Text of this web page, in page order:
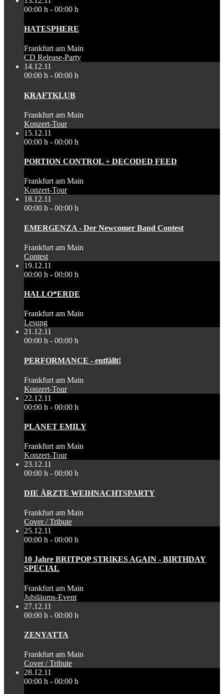
00:00 h - 00:00 h
HATESPHERE
Frankfurt am Main
CD Release-Party
14.12.11
00:00 h - 00:00 h
KRAFTKLUB
Frankfurt am Main
Konzert-Tour
15.12.11
00:00 h - 00:00 h
PORTION CONTROL + DECODED FEED
Frankfurt am Main
Konzert-Tour
18.12.11
00:00 h - 00:00 h
EMERGENZA - Der Newcomer Band Contest
Frankfurt am Main
Contest
19.12.11
00:00 h - 00:00 h
HALLO*ERDE
Frankfurt am Main
Lesung
21.12.11
00:00 h - 00:00 h
PERFORMANCE - entfällt!
Frankfurt am Main
Konzert-Tour
22.12.11
00:00 h - 00:00 h
PLANET EMILY
Frankfurt am Main
Konzert-Tour
23.12.11
00:00 h - 00:00 h
DIE ÄRZTE WEIHNACHTSPARTY
Frankfurt am Main
Cover / Tribute
25.12.11
00:00 h - 00:00 h
10 Jahre BRITPOP STRIKES AGAIN - BIRTHDAY
SPECIAL
Frankfurt am Main
Jubiläums-Event
27.12.11
00:00 h - 00:00 h
ZENYATTA
Frankfurt am Main
Cover / Tribute
28.12.11
00:00 h - 00:00 h